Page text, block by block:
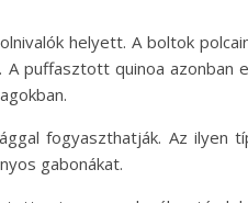
helyett. A boltok
puffasztott quinoa azonban
fogyaszthatják. Az ilyen
gabonákat.